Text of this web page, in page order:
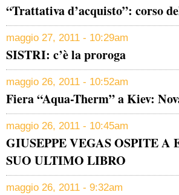
“Trattativa d’acquisto”: corso
maggio 27, 2011 - 10:29am
SISTRI: c’è la proroga
maggio 26, 2011 - 10:52am
Fiera “Aqua-Therm” a Kiev:
maggio 26, 2011 - 10:45am
GIUSEPPE VEGAS OSPITE
SUO ULTIMO LIBRO
maggio 26, 2011 - 9:32am